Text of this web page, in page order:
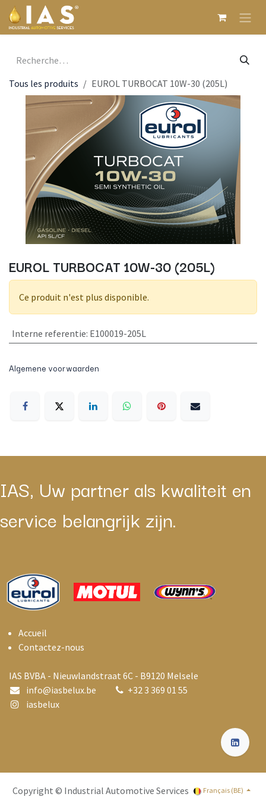
Se rendre au contenu
Tous les produits EUROL TURBOCAT 10W-30 (205L)
EUROL TURBOCAT 10W-30 (205L)
Ce produit n'est plus disponible.
Interne referentie: E100019-205L
Algemene voorwaarden
IAS, Uw partner als kwaliteit en
service belangrijk zijn.
Accueil
Contactez-nous
IAS BVBA - Nieuwlandstraat 6C - B9120 Melsele
info@iasbelux.be +32 3 369 01 55
iasbelux
Copyright © Industrial Automotive Services Français (BE)